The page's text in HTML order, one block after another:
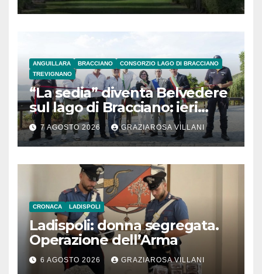
ANGUILLARA BRACCIANO
CONSORZIO LAGO DI BRACCIANO
TREVIGNANO
“La sedia” diventa Belvedere
sul lago di Bracciano: ieri
l’inaugurazione
7 AGOSTO 2026 GRAZIAROSA VILLANI
CRONACA LADISPOLI
Ladispoli: donna segregata.
Operazione dell’Arma
6 AGOSTO 2026 GRAZIAROSA VILLANI